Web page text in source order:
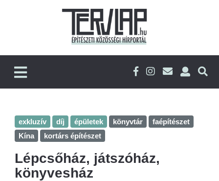
exkluzív díj épületek könyvtár
faépítészet
Kína
kortárs építészet
Lépcsőház, játszóház,
könyvesház